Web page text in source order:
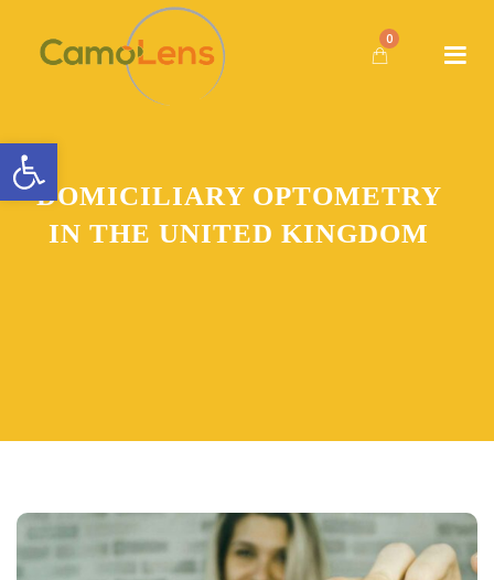
Open toolbar
0
DOMICILIARY OPTOMETRY
IN THE UNITED KINGDOM